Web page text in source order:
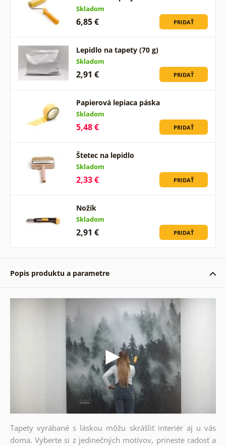
Skladom
6,85 € PRIDAŤ
Lepidlo na tapety (70 g)
Skladom
2,91 € PRIDAŤ
Papierová lepiaca páska
Skladom
5,48 € PRIDAŤ
Štetec na lepidlo
Skladom
2,33 € PRIDAŤ
Nožík
Skladom
2,91 € PRIDAŤ
Popis produktu a parametre
Tapety vyrábané s láskou môžu skrášliť interiér aj u vás
doma. Vyberte si z jedinečných motívov, prineste radosť a